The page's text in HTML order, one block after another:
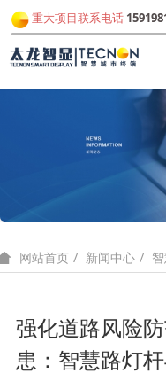
重大项目联系电话
网站首页 新闻中心
强化道路风险
患：智慧路灯